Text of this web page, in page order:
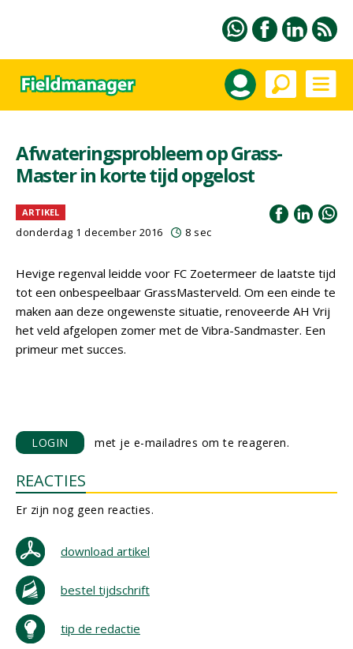
Afwateringsprobleem op Grass-
Master in korte tijd opgelost
ARTIKEL
donderdag 1 december 2016 8 sec
Hevige regenval leidde voor FC Zoetermeer de laatste tijd
tot een onbespeelbaar GrassMasterveld. Om een einde te
maken aan deze ongewenste situatie, renoveerde AH Vrij
het veld afgelopen zomer met de Vibra-Sandmaster. Een
primeur met succes.
LOGIN met je e-mailadres om te reageren.
REACTIES
Er zijn nog geen reacties.
download artikel
bestel tijdschrift
tip de redactie